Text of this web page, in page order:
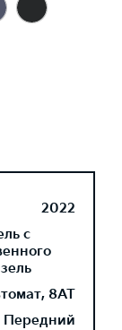
2022
с
8AT
Передний